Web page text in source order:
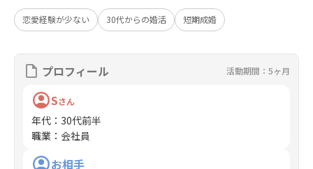
恋愛経験が少ない 30代からの婚活 短期成婚
プロフィール 活動期間：5ヶ月
Sさん
年代 ： 30代前半
職業 ： 会社員
お相手